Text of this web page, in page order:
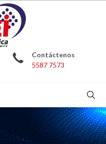
Contáctenos
5587 7573